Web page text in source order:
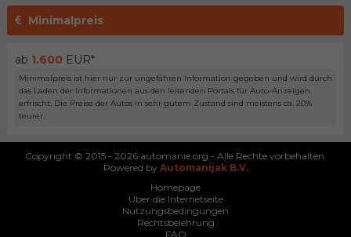
Minimalpreis
ab 1.600 EUR*
Minimalpreis ist hier nur zur ungefähren Information gegeben und wird durch
das Laden der Informationen aus den leitenden Portals für Auto-Anzeigen
erfrischt. Die Preise der Autos in sehr gutem Zustand sind meistens ca. 20%
teurer.
Copyright © 2015 - 2026 automanie.org - Alle Rechte vorbehalten.
Powered by Automanijak B.V.
Homepage
Über die Internetseite
Nutzungsbedingungen
Rechtsbelehrung
FAQ